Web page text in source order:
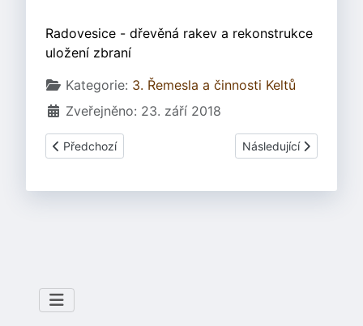
Radovesice - dřevěná rakev a rekonstrukce
uložení zbraní
Základní údaje
Kategorie: 3. Řemesla a činnosti Keltů
Zveřejněno: 23. září 2018
Předchozí článek: 3.12.01 Nářadí, nástroje
Předchozí Další článek: 3.12.10
Následující